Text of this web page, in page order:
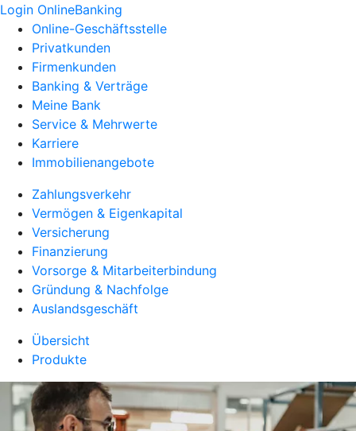
Login OnlineBanking
Online-Geschäftsstelle
Privatkunden
Firmenkunden
Banking & Verträge
Meine Bank
Service & Mehrwerte
Karriere
Immobilienangebote
Zahlungsverkehr
Vermögen & Eigenkapital
Versicherung
Finanzierung
Vorsorge & Mitarbeiterbindung
Gründung & Nachfolge
Auslandsgeschäft
Übersicht
Produkte